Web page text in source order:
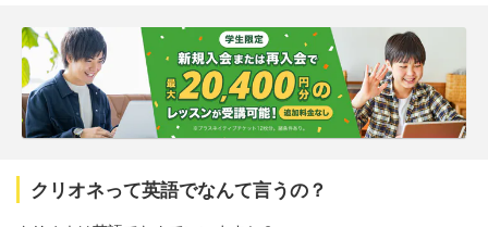
クリオネって英語でなんて言うの？